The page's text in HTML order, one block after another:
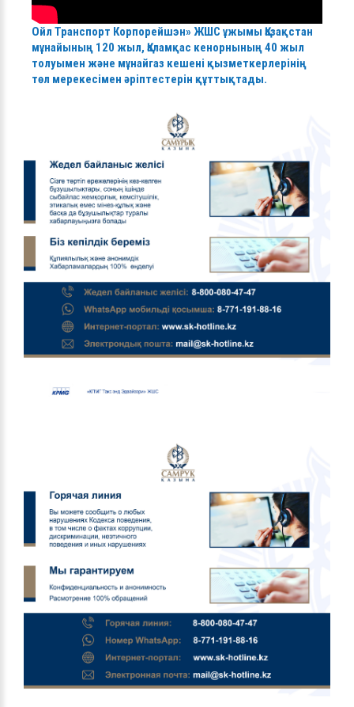
Ойл Транспорт Корпорейшэн» ЖШС ұжымы Қазақстан
мұнайының 120 жыл, Қаламқас кенорнының 40 жыл
толуымен және мұнайгаз кешені қызметкерлерінің
төл мерекесімен әріптестерін құттықтады.